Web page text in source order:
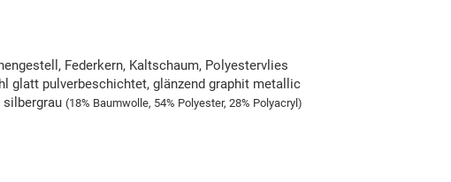
Federkern, Kaltschaum, Polyestervlies
glatt pulverbeschichtet, glänzend graphit metallic
silbergrau (18% Baumwolle, 54% Polyester, 28% Polyacryl)